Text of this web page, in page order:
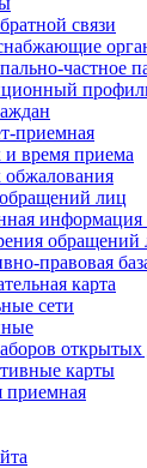
связи
частное
приемная
время приема
обжалования
лиц
информация
правовая
карта
сети
карты
приемная